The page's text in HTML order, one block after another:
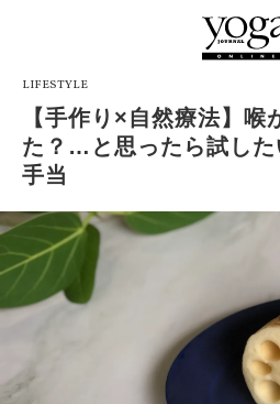
LIFESTYLE
【手作り×自然療法】喉
た？…と思ったら試した
手当